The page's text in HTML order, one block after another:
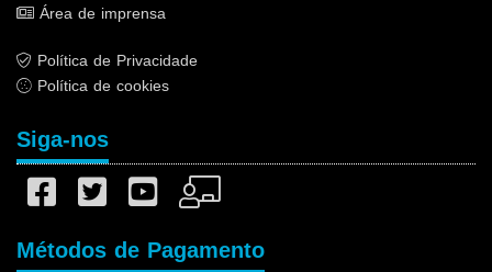
Área de imprensa
Política de Privacidade
Política de cookies
Siga-nos
Métodos de Pagamento